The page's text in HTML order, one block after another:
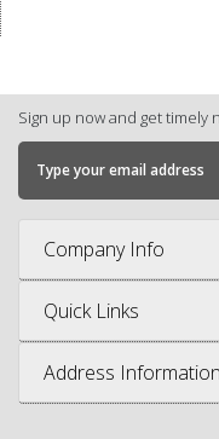
Sign up now and get timely
Company Info
Quick Links
Address Information